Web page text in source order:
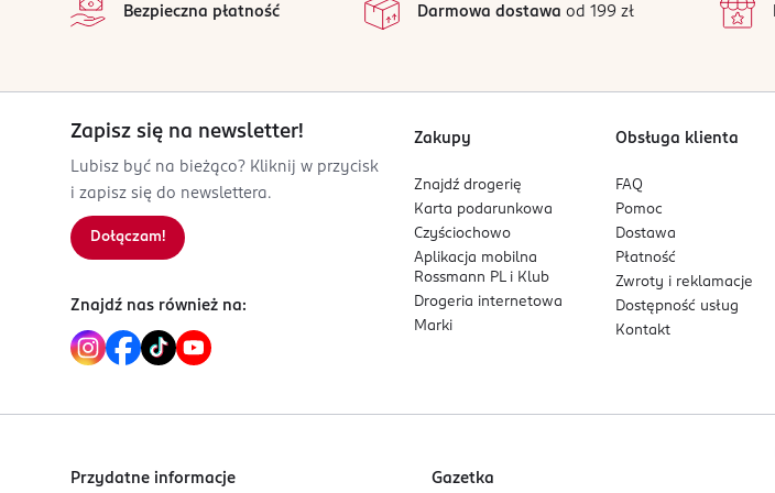
FR-Francja
3 052503 612133
1
Bezpieczna płatność Darmowa dostawa od 199 zł
Zapisz się na newsletter!
Lubisz być na bieżąco? Kliknij w przycisk
i zapisz się do newslettera.
Dołączam!
Znajdź nas również na:
Zakupy
Znajdź drogerię
Karta podarunkowa
Czyściochowo
Aplikacja mobilna
Rossmann PL i Klub
Drogeria internetowa
Marki
Obsługa klienta
FAQ
Pomoc
Dostawa
Płatność
Zwroty i reklamacje
Dostępność usług
Kontakt
Przydatne informacje Gazetka